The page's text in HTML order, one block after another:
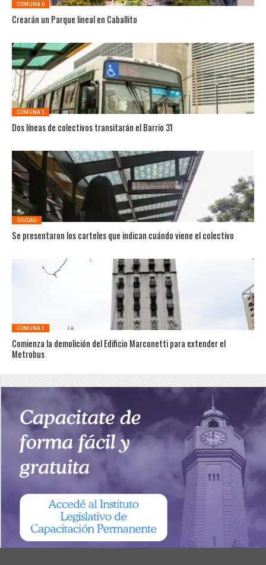
COMUNA 6
Crearán un Parque lineal en Caballito
COMUNA 1
Dos líneas de colectivos transitarán el Barrio 31
CIUDAD
Se presentaron los carteles que indican cuándo viene el colectivo
COMUNA 1
Comienza la demolición del Edificio Marconetti para extender el
Metrobus